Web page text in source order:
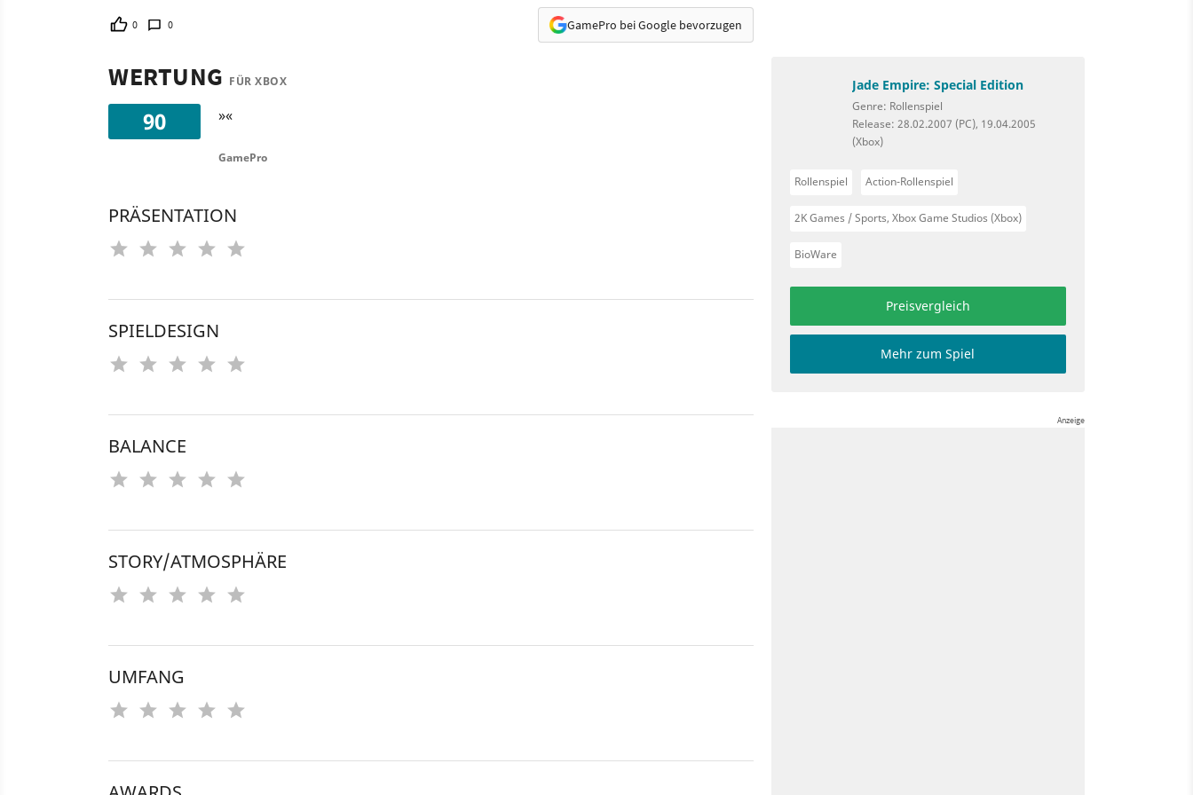
0 0 GamePro bei Google bevorzugen
WERTUNG FÜR XBOX
90 »«
GamePro
PRÄSENTATION
SPIELDESIGN
BALANCE
STORY/ATMOSPHÄRE
UMFANG
Jade Empire: Special Edition
Genre: Rollenspiel
Release: 28.02.2007 (PC), 19.04.2005
(Xbox)
Rollenspiel Action-Rollenspiel
2K Games / Sports, Xbox Game Studios (Xbox)
BioWare
Preisvergleich
Mehr zum Spiel